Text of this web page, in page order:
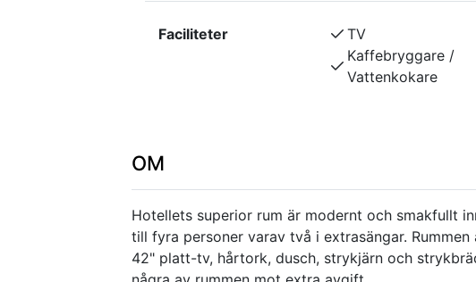
Faciliteter TV
Kaffebryggare /
Vattenkokare
OM
Hotellets superior rum är modernt och smakfullt
till fyra personer varav två i extrasängar.
42" platt-tv, hårtork, dusch, strykjärn och